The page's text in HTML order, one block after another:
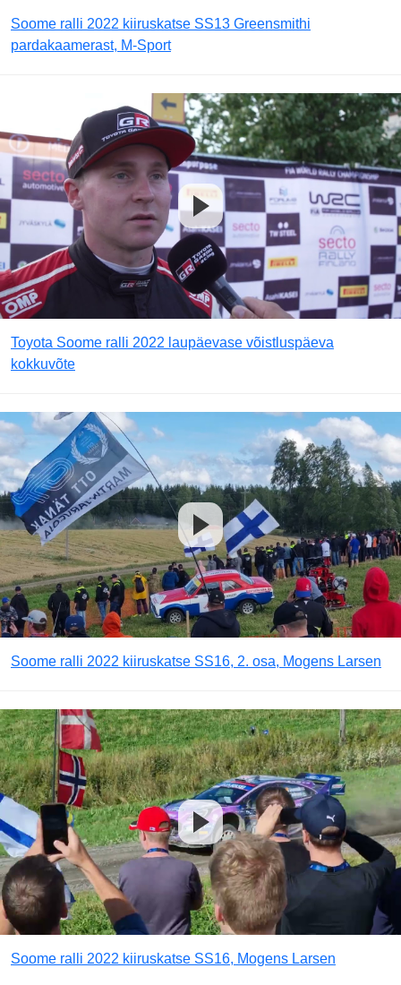
Soome ralli 2022 kiiruskatse SS13 Greensmithi
pardakaamerast, M-Sport
Toyota Soome ralli 2022 laupäevase võistluspäeva
kokkuvõte
Soome ralli 2022 kiiruskatse SS16, 2. osa, Mogens Larsen
Soome ralli 2022 kiiruskatse SS16, Mogens Larsen